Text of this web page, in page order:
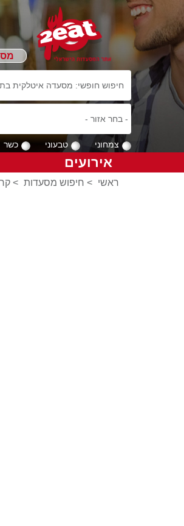
צמחוני טבעוני כשר
אירועים
ראשי > חיפוש מסעדות >